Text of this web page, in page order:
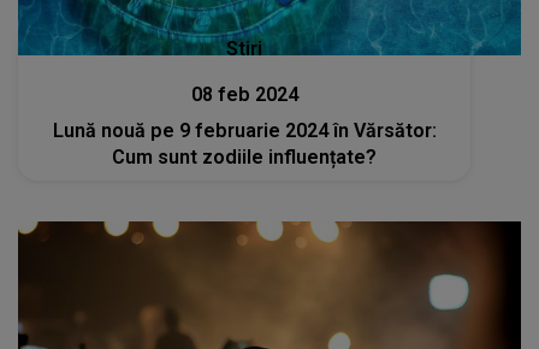
Stiri
08 feb 2024
Lună nouă pe 9 februarie 2024 în Vărsător:
Cum sunt zodiile influențate?